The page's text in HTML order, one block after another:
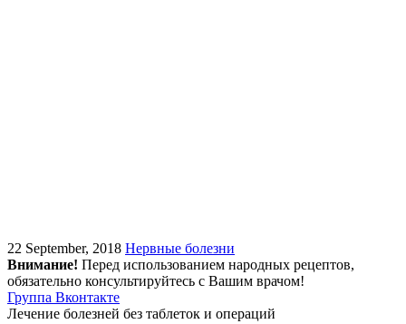
22 September, 2018 Нервные болезни
Внимание! Перед использованием народных рецептов,
обязательно консультируйтесь с Вашим врачом!
Группа Вконтакте
Лечение болезней без таблеток и операций